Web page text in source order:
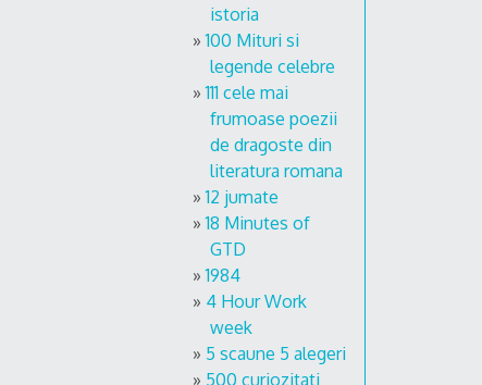
istoria
100 Mituri si
legende celebre
111 cele mai
frumoase poezii
de dragoste din
literatura romana
12 jumate
18 Minutes of
GTD
1984
4 Hour Work
week
5 scaune 5 alegeri
500 curiozitati